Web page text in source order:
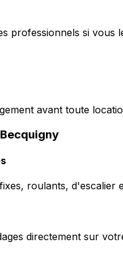
professionnels si vous
avant toute
roulants,
directement sur